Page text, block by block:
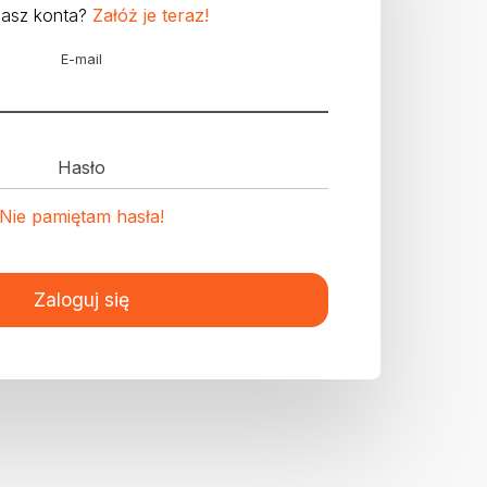
konta? Załóż je teraz!
E-mail
Hasło
Nie pamiętam hasła!
Zaloguj się